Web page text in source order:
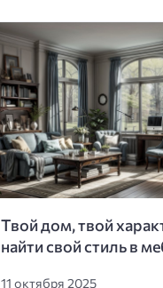
Твой дом, твой
найти свой стиль в
11 октября 2025